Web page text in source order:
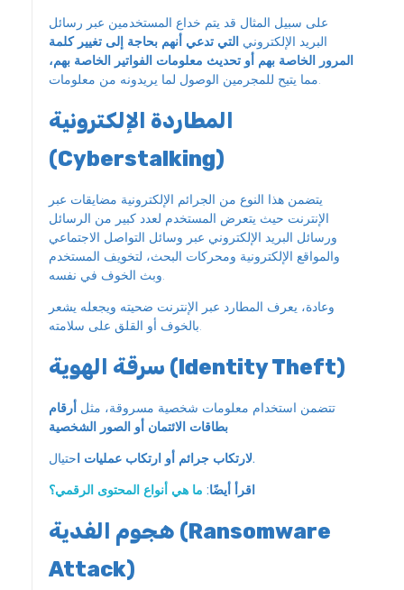
على سبيل المثال قد يتم خداع المستخدمين عبر رسائل
البريد الإلكترونيالتي تدعي أنهم بحاجة إلى تغيير كلمة
المرور الخاصة بهم أو تحديث معلومات الفواتير الخاصة بهم،
مما يتيح للمجرمين الوصول لما يريدونه من معلومات.
المطاردة الإلكترونية
(Cyberstalking)
يتضمن هذا النوع من الجرائم الإلكترونية مضايقات عبر
الإنترنت حيث يتعرض المستخدم لعدد كبير من الرسائل
ورسائل البريد الإلكتروني عبر وسائل التواصل الاجتماعي
والمواقع الإلكترونية ومحركات البحث، لتخويف المستخدم
وبث الخوف في نفسه.
وعادة، يعرف المطارد عبر الإنترنت ضحيته ويجعله يشعر
بالخوف أو القلق على سلامته.
سرقة الهوية (Identity Theft)
تتضمن استخدام معلومات شخصية مسروقة، مثلأرقام
بطاقات الائتمان أو الصور الشخصية
لارتكاب جرائم أو ارتكاب عمليات احتيال
.
اقرأ أيضًا: ما هي أنواع المحتوى الرقمي؟
هجوم الفدية (Ransomware